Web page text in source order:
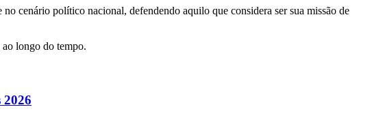
cenário político nacional, defendendo aquilo que considera ser sua missão de
ao longo do tempo.
2026